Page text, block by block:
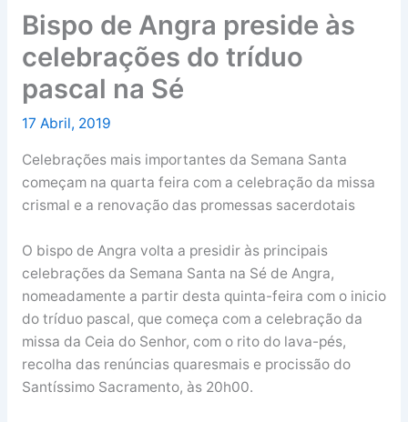
Bispo de Angra preside às
celebrações do tríduo
pascal na Sé
17 Abril, 2019
Celebrações mais importantes da Semana Santa
começam na quarta feira com a celebração da missa
crismal e a renovação das promessas sacerdotais
O bispo de Angra volta a presidir às principais
celebrações da Semana Santa na Sé de Angra,
nomeadamente a partir desta quinta-feira com o inicio
do tríduo pascal, que começa com a celebração da
missa da Ceia do Senhor, com o rito do lava-pés,
recolha das renúncias quaresmais e procissão do
Santíssimo Sacramento, às 20h00.